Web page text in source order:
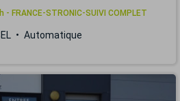
- FRANCE-STRONIC-SUIVI COMPLET
Automatique